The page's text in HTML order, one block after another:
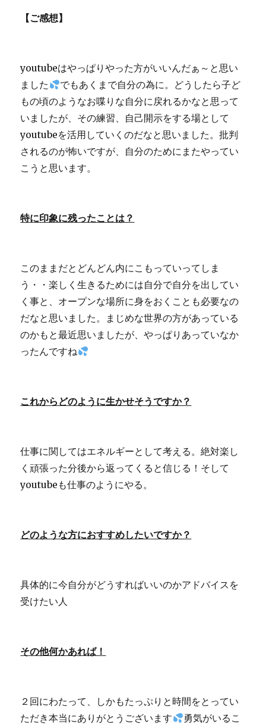
【ご感想】
youtubeはやっぱりやった方がいいんだぁ～と思い
ました
でもあくまで自分の為に。どうしたら子ど
もの頃のようなお喋りな自分に戻れるかなと思って
いましたが、その練習、自己開示をする場として
youtubeを活用していくのだなと思いました。批判
されるのが怖いですが、自分のためにまたやってい
こうと思います。
特に印象に残ったことは？
このままだとどんどん内にこもっていってしま
う・・楽しく生きるためには自分で自分を出してい
く事と、オープンな場所に身をおくことも必要なの
だなと思いました。まじめな世界の方があっている
のかもと最近思いましたが、やっぱりあっていなか
ったんですね
これからどのように生かせそうですか？
仕事に関してはエネルギーとして考える。絶対楽し
く頑張った分後から返ってくると信じる！そして
youtubeも仕事のようにやる。
どのような方におすすめしたいですか？
具体的に今自分がどうすればいいのかアドバイスを
受けたい人
その他何かあれば！
２回にわたって、しかもたっぷりと時間をとってい
ただき本当にありがとうございます
勇気がいるこ